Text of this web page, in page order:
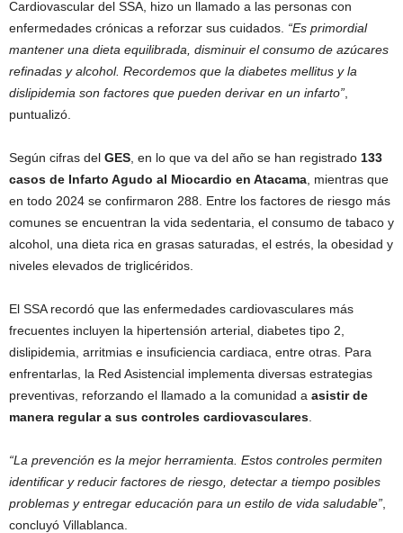
Cardiovascular del SSA, hizo un llamado a las personas con
enfermedades crónicas a reforzar sus cuidados. “Es primordial
mantener una dieta equilibrada, disminuir el consumo de azúcares
refinadas y alcohol. Recordemos que la diabetes mellitus y la
dislipidemia son factores que pueden derivar en un infarto”
puntualizó.
Según cifras del GES , en lo que va del año se han registrado 133
casos de Infarto Agudo al Miocardio en Atacama , mientras que
en todo 2024 se confirmaron 288. Entre los factores de riesgo más
comunes se encuentran la vida sedentaria, el consumo de tabaco y
alcohol, una dieta rica en grasas saturadas, el estrés, la obesidad y
niveles elevados de triglicéridos.
El SSA recordó que las enfermedades cardiovasculares más
frecuentes incluyen la hipertensión arterial, diabetes tipo 2,
dislipidemia, arritmias e insuficiencia cardiaca, entre otras. Para
enfrentarlas, la Red Asistencial implementa diversas estrategias
preventivas, reforzando el llamado a la comunidad a asistir de
manera regular a sus controles cardiovasculares
“La prevención es la mejor herramienta. Estos controles permiten
identificar y reducir factores de riesgo, detectar a tiempo posibles
problemas y entregar educación para un estilo de vida saludable”
concluyó Villablanca.